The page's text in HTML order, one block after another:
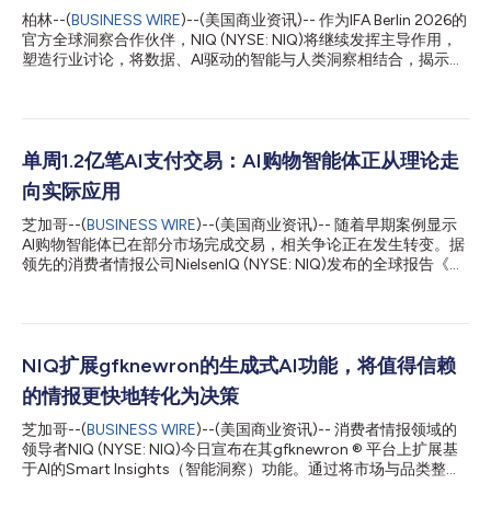
柏林--(BUSINESS WIRE)--(美国商业资讯)-- 作为IFA Berlin 2026的
官方全球洞察合作伙伴，NIQ (NYSE: NIQ)将继续发挥主导作用，
塑造行业讨论，将数据、AI驱动的智能与人类洞察相结合，揭示重
峰会、第四届NIQ商业早餐会以及一场专为中小企业打造的专属活
行的商业机遇。 围绕今年IFA的主题“未来即当下”(The Future Is
Now)，NIQ将就重塑消费科技、家用电器和零售业的力量提供及
时的行业视角——涵盖AI驱动的创新、不断演变的消费者期望、全
渠道转型以及新兴的增长机遇。 在品牌和零售商应对经济不确定
性、购买行为转变以及日益增强的价格敏感度之际，NIQ的最新市
场数据凸显了该行业面临的挑战与机遇。尽管部分地区的科技和耐
用消费品市场仍面临压力，但欧洲主要市场的增长仍在持续，这进
单周1.2亿笔AI支付交易：AI购物智能体正从理论走
向实际应用
芝加哥--(BUSINESS WIRE)--(美国商业资讯)-- 随着早期案例显示
AI购物智能体已在部分市场完成交易，相关争论正在发生转变。据
领先的消费者情报公司NielsenIQ (NYSE: NIQ)发布的全球报告《商
据Ant Group数据，在2026年2月5日至11日这一周内，Alipay AI
称，2024年7月至2025年2月期间，来自生成式AI的美国零售网站
流量激增了1200%。 这是NielsenIQ针对全球商业格局转变发布的
第二份年中解读报告，进一步证实了零售业重心已向东转移的证
据。AI正日益成为贯穿直播电商、社交电商和即时零售等各种商业
形态的连接层。然而，NielsenIQ自身的消费者数据显示，AI的能力
与消费者的信任度之间仍存在明显差距。尽管消费者越来越习惯让
AI进行调研和推荐，但很少有人准备好让AI直接完成购买。
NIQ扩展gfknewron的生成式AI功能，将值得信赖
的情报更快地转化为决策
芝加哥--(BUSINESS WIRE)--(美国商业资讯)-- 消费者情报领域的
领导者NIQ (NYSE: NIQ)今日宣布在其gfknewron ® 平台上扩展基
于AI的Smart Insights（智能洞察）功能。通过将市场与品类整合